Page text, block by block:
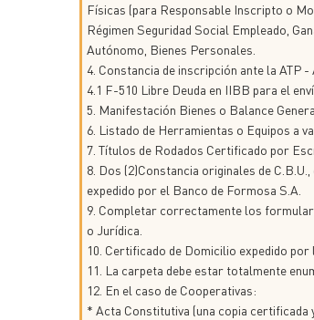
Físicas (para Responsable Inscripto o
Régimen Seguridad Social Empleado,
Autónomo, Bienes Personales.
4. Constancia de inscripción ante la ATP
4.1 F-510 Libre Deuda en IIBB para el
5. Manifestación Bienes o Balance
6. Listado de Herramientas o Equipos a
7. Títulos de Rodados Certificado por
8. Dos (2)Constancia originales de
expedido por el Banco de Formosa S.A.
9. Completar correctamente los
o Jurídica.
10. Certificado de Domicilio expedido
11. La carpeta debe estar totalmente
12. En el caso de Cooperativas:
* Acta Constitutiva (una copia certificada